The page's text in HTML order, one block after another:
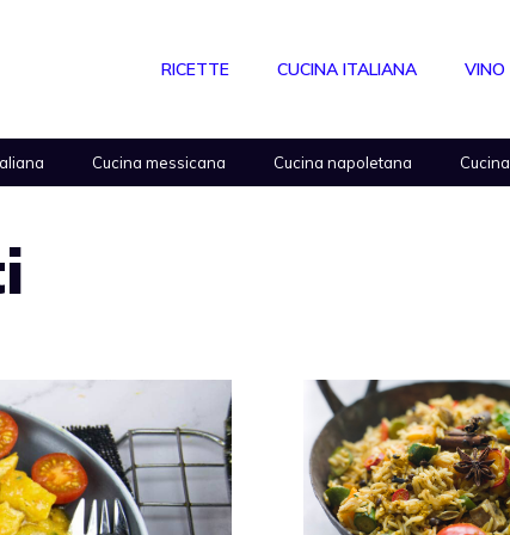
RICETTE CUCINA ITALIANA VINO
Cucina messicana Cucina napoletana